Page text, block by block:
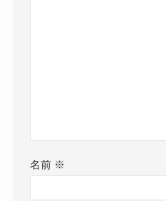
名前 ※